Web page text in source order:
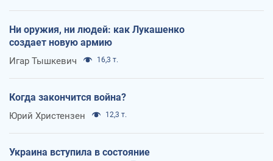
Ни оружия, ни людей: как Лукашенко
создает новую армию
Игар Тышкевич 16,3 т.
Когда закончится война?
Юрий Христензен 12,3 т.
Украина вступила в состояние